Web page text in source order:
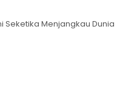
Seketika Menjangkau Dunia